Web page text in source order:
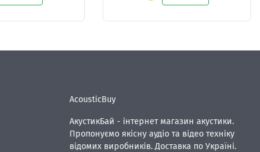
AcousticBuy
АкустикБай - інтернет магазин акустики.
Пропонуємо якісну аудіо та відео техніку
відомих виробників. Доставка по Україні.